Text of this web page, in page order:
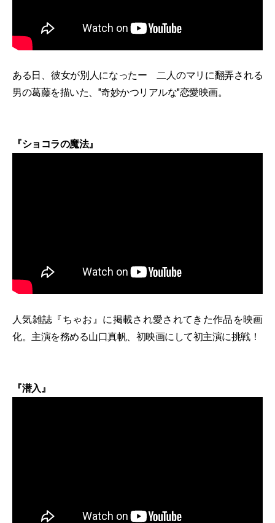
ある日、彼女が別人になったー 二人のマリに翻弄される
男の葛藤を描いた、"奇妙かつリアルな"恋愛映画。
『ショコラの魔法』
人気雑誌『ちゃお』に掲載され愛されてきた作品を映画
化。主演を務める山口真帆、初映画にして初主演に挑戦！
『潜入』